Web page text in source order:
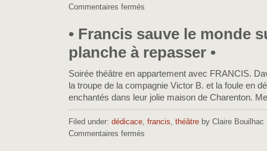
Commentaires fermés
a
sauvé
le
monde
• Francis sauve le monde
planche à repasser •
Soirée théâtre en appartement avec FRANCIS.
la troupe de la compagnie Victor B. et la foule en
enchantés dans leur jolie maison de Charenton.
Filed under: dédicace, francis, théâtre by Claire Bouilhac
Commentaires fermés